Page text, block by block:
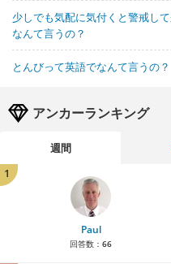
少しでも気配に気付くと警戒し
なんて言うの？
とんびって英語でなんて言うの？
アンカーランキング
週間
1
Paul
回答数： 66